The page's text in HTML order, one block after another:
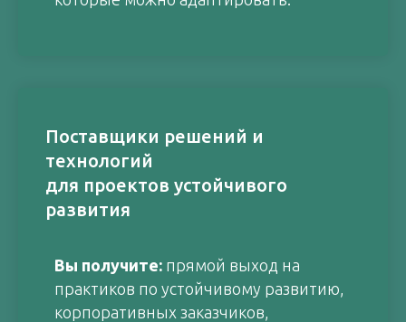
Поставщики решений и
технологий
для проектов устойчивого
развития
Вы получите: прямой выход на
практиков по устойчивому развитию,
корпоративных заказчиков,